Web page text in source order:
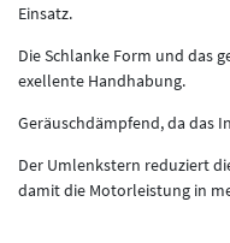
Einsatz.
Die Schlanke Form und das
exellente Handhabung.
Geräuschdämpfend, da das
Der Umlenkstern reduziert
damit die Motorleistung in